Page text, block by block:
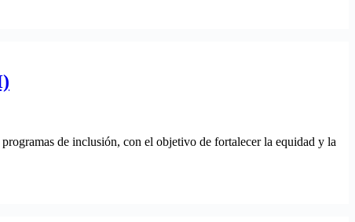
de inclusión, con el objetivo de fortalecer la equidad y la